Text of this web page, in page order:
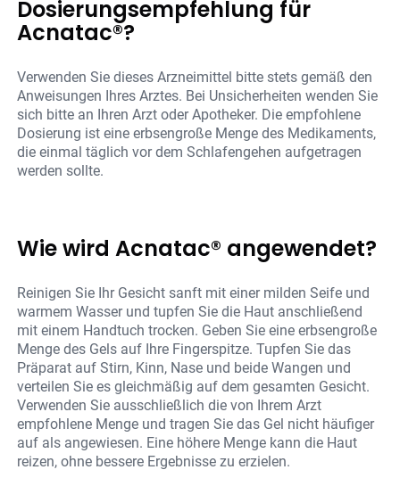
Dosierungsempfehlung für
Acnatac®?
Verwenden Sie dieses Arzneimittel bitte stets gemäß den
Anweisungen Ihres Arztes. Bei Unsicherheiten wenden Sie
sich bitte an Ihren Arzt oder Apotheker. Die empfohlene
Dosierung ist eine erbsengroße Menge des Medikaments,
die einmal täglich vor dem Schlafengehen aufgetragen
werden sollte.
Wie wird Acnatac® angewendet?
Reinigen Sie Ihr Gesicht sanft mit einer milden Seife und
warmem Wasser und tupfen Sie die Haut anschließend
mit einem Handtuch trocken. Geben Sie eine erbsengroße
Menge des Gels auf Ihre Fingerspitze. Tupfen Sie das
Präparat auf Stirn, Kinn, Nase und beide Wangen und
verteilen Sie es gleichmäßig auf dem gesamten Gesicht.
Verwenden Sie ausschließlich die von Ihrem Arzt
empfohlene Menge und tragen Sie das Gel nicht häufiger
auf als angewiesen. Eine höhere Menge kann die Haut
reizen, ohne bessere Ergebnisse zu erzielen.